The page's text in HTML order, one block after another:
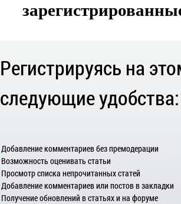
Регистрируясь на
следующие удобства:
Добавление комментариев без премодерации
Возможность оценивать статьи
Просмотр списка непрочитанных статей
Добавление комментариев или постов в закладки
Получение обновлений в статьях и на форуме